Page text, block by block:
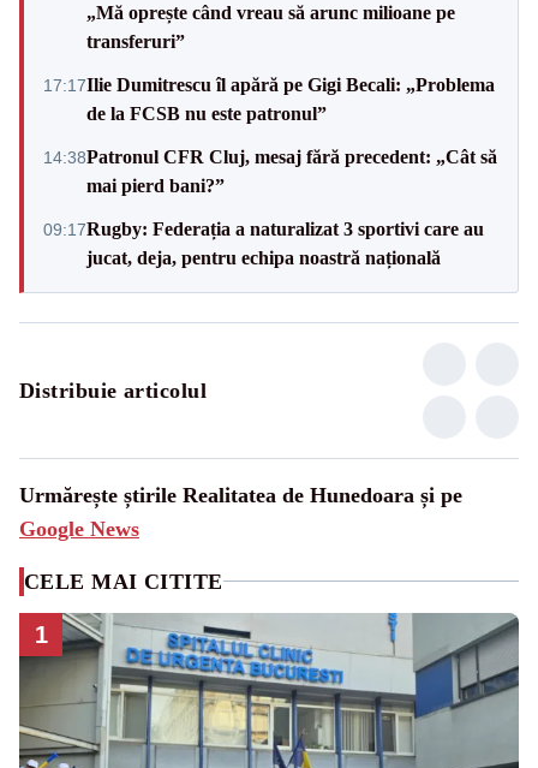
„Mă oprește când vreau să arunc milioane pe
transferuri”
17:17Ilie Dumitrescu îl apără pe Gigi Becali: „Problema
de la FCSB nu este patronul”
14:38Patronul CFR Cluj, mesaj fără precedent: „Cât să
mai pierd bani?”
09:17Rugby: Federația a naturalizat 3 sportivi care au
jucat, deja, pentru echipa noastră națională
Distribuie articolul
Urmărește știrile Realitatea de Hunedoara și pe
Google News
CELE MAI CITITE
1